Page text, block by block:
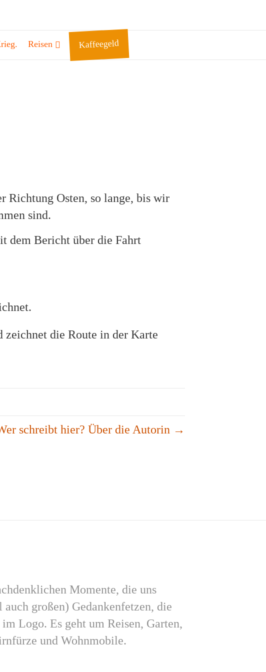
Reisen Kaffeegeld
Richtung Osten, so lange, bis wir
sind.
dem Bericht über die Fahrt
schreibt hier? Über die Autorin →
Momente, die uns
großen) Gedankenfetzen, die
Logo. Es geht um Reisen, Garten,
und Wohnmobile.